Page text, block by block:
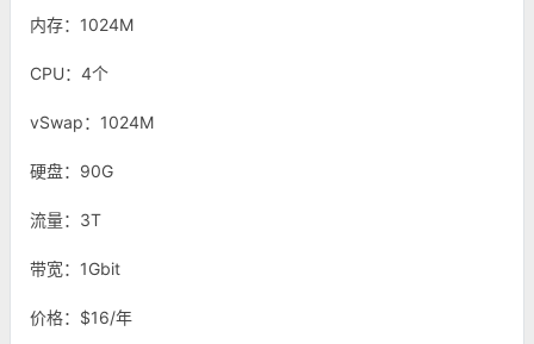
内存：1024M
CPU：4个
vSwap：1024M
硬盘：90G
流量：3T
带宽：1Gbit
价格：$16/年